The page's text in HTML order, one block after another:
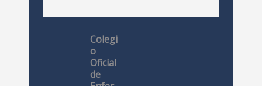
Colegi
o
Oficial
de